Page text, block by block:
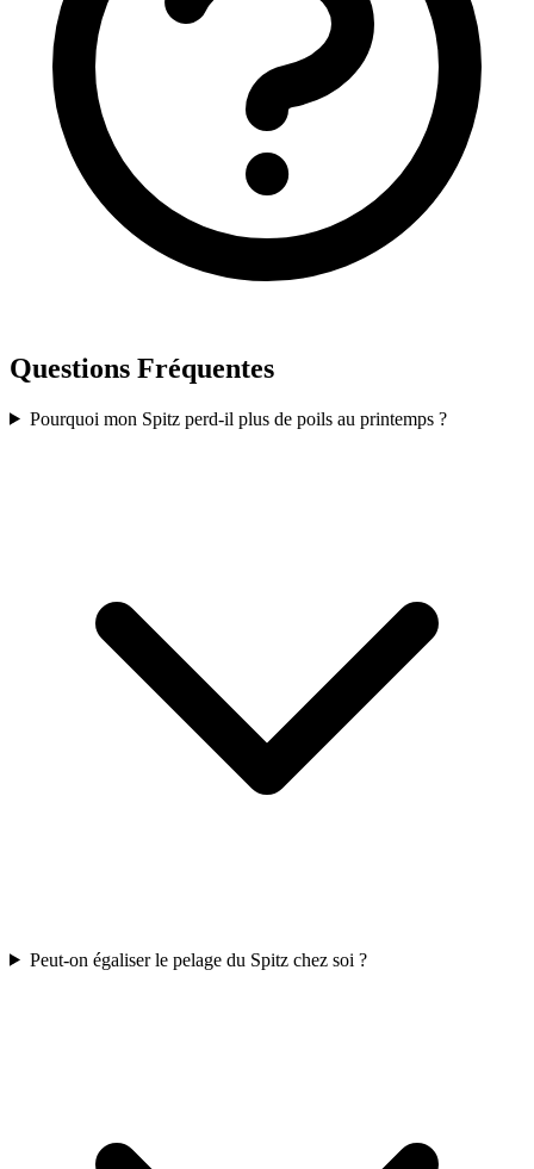
Questions Fréquentes
Pourquoi mon Spitz perd-il plus de poils au printemps ?
Peut-on égaliser le pelage du Spitz chez soi ?